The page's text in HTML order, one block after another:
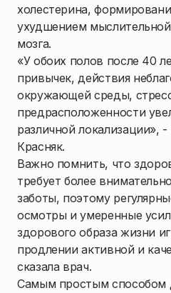
холестерина,
ухудшением
мозга.
«У обоих полов после 40
привычек, действия
окружающей среды,
предрасположенности
различной локализации»,
Красняк.
Важно помнить, что
требует более
заботы, поэтому
осмотры и умеренные
здорового образа жизни
продлении активной и
сказала врач.
Самым простым способом